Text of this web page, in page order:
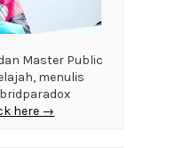
Master Public
menulis
here →